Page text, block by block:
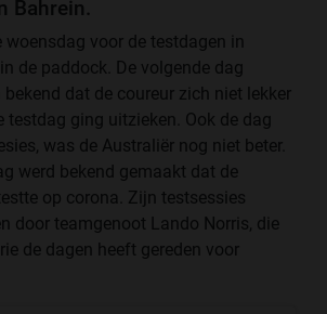
Bahrein.
woensdag voor de testdagen in
de paddock. De volgende dag
dat de coureur zich niet lekker
testdag ging uitzieken. Ook de dag
was de Australiër nog niet beter.
werd bekend gemaakt dat de
op corona. Zijn testsessies
door teamgenoot Lando Norris, die
de dagen heeft gereden voor